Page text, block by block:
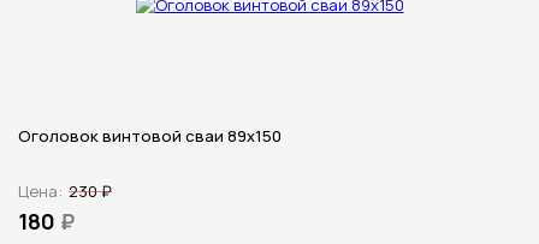
Оголовок винтовой сваи 89х150
Цена: 230 ₽
180 ₽